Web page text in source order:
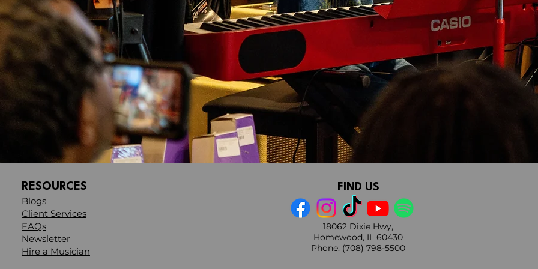
RESOURCES
Blogs
Client Services
FAQs
Newsletter
Hire a Musician
FIND US
18062 Dixie Hwy,
Homewood, IL 60430
Phone: (708) 798-5500